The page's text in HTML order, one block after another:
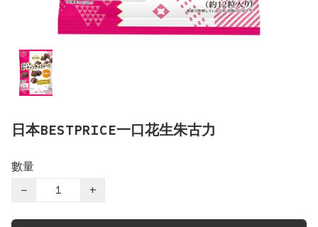
日本BESTPRICE一口花生朱古力
數量
−
+